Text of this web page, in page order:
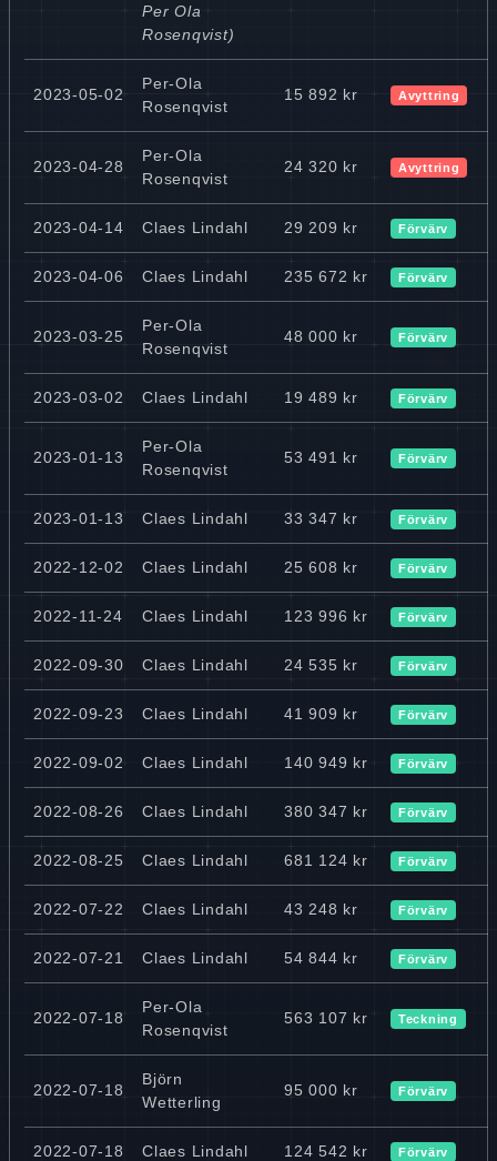
Per Ola
Rosenqvist)
2023-05-02
Per-Ola
Rosenqvist
15 892 kr Avyttring
2023-04-28
Per-Ola
Rosenqvist
24 320 kr Avyttring
2023-04-14 Claes Lindahl 29 209 kr Förvärv
2023-04-06 Claes Lindahl 235 672 kr Förvärv
2023-03-25
Per-Ola
Rosenqvist
48 000 kr Förvärv
2023-03-02 Claes Lindahl 19 489 kr Förvärv
2023-01-13
Per-Ola
Rosenqvist
53 491 kr Förvärv
2023-01-13 Claes Lindahl 33 347 kr Förvärv
2022-12-02 Claes Lindahl 25 608 kr Förvärv
2022-11-24 Claes Lindahl 123 996 kr Förvärv
2022-09-30 Claes Lindahl 24 535 kr Förvärv
2022-09-23 Claes Lindahl 41 909 kr Förvärv
2022-09-02 Claes Lindahl 140 949 kr Förvärv
2022-08-26 Claes Lindahl 380 347 kr Förvärv
2022-08-25 Claes Lindahl 681 124 kr Förvärv
2022-07-22 Claes Lindahl 43 248 kr Förvärv
2022-07-21 Claes Lindahl 54 844 kr Förvärv
2022-07-18
Per-Ola
Rosenqvist
563 107 kr Teckning
2022-07-18
Björn
Wetterling
95 000 kr Förvärv
2022-07-18 Claes Lindahl 124 542 kr Förvärv